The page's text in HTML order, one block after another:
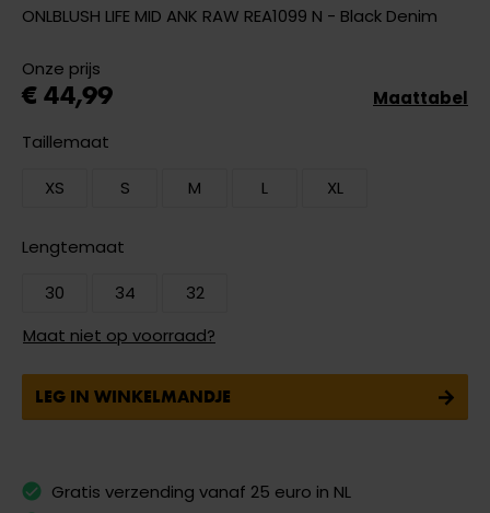
ONLBLUSH LIFE MID ANK RAW REA1099 N - Black Denim
Onze prijs
€ 44,99
Taillemaat
XS
S M L XL
Lengtemaat
30
34
32
Maat niet op voorraad?
Maattabel
LEG IN WINKELMANDJE
Gratis verzending vanaf 25 euro in NL